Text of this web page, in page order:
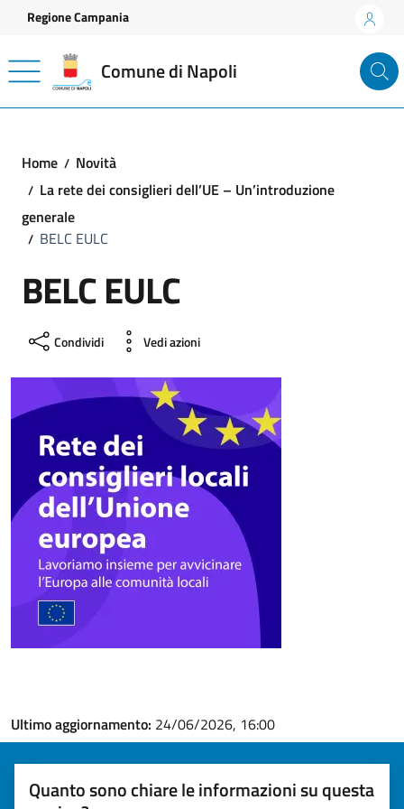
Vai ai contenuti
Vai al footer
Regione Campania
Comune di Napoli
Home
Novità
La rete dei consiglieri dell’UE – Un’introduzione
generale
BELC EULC
BELC EULC
Condividi Vedi azioni
Ultimo aggiornamento: 24/06/2026, 16:00
Quanto sono chiare le informazioni su questa